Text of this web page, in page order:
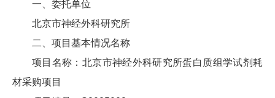
一、委托单位
北京市神经外科研究所
二、项目基本情况名称
项目名称：北京市神经外科研究所蛋白质组学试剂耗
材采购项目